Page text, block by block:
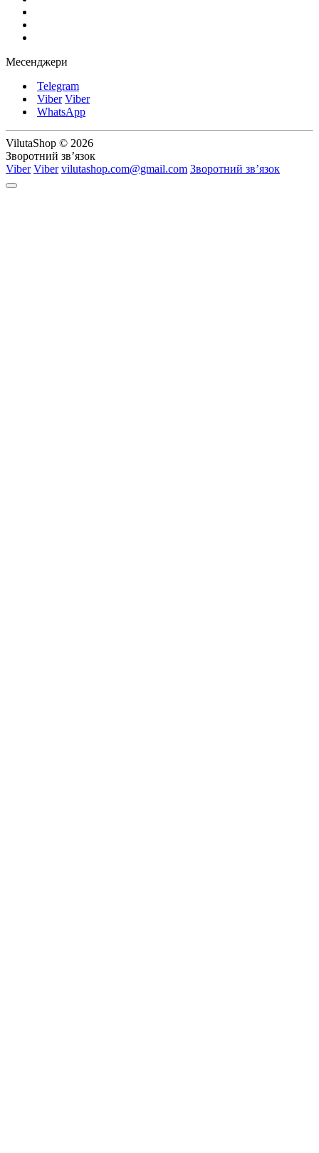
Месенджери
Telegram
Viber Viber
WhatsApp
VilutaShop © 2026
Зворотний зв’язок
Viber Viber vilutashop.com@gmail.com Зворотний зв’язок